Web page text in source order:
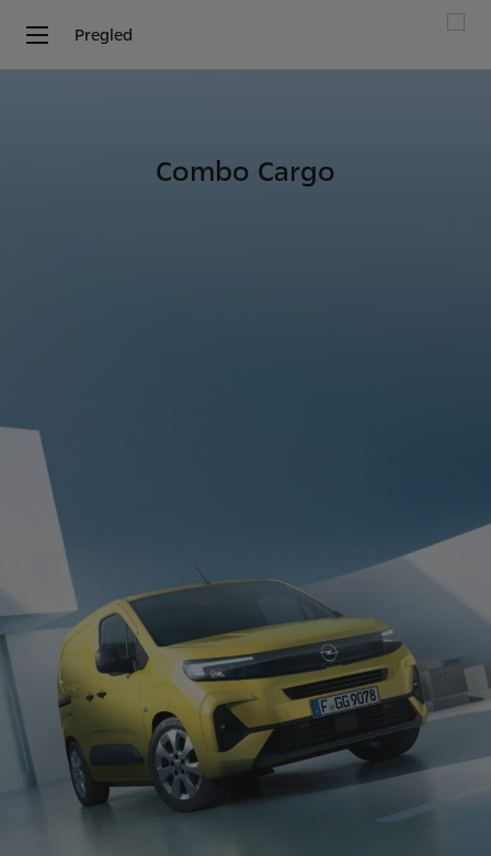
Pregled
Combo Cargo